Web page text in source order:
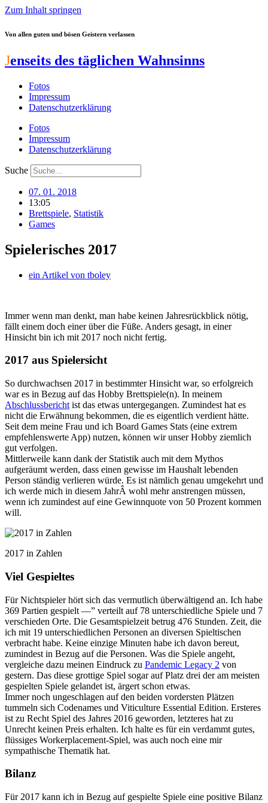
Zum Inhalt springen
Von allen guten und bösen Geistern verlassen
Jenseits des täglichen Wahnsinns
Fotos
Impressum
Datenschutzerklärung
Fotos
Impressum
Datenschutzerklärung
Suche
07. 01. 2018
13:05
Brettspiele, Statistik
Games
Spielerisches 2017
ein Artikel von tboley
Immer wenn man denkt, man habe keinen Jahresrückblick nötig,
fällt einem doch einer über die Füße. Anders gesagt, in einer
Hinsicht bin ich mit 2017 noch nicht fertig.
2017 aus Spielersicht
So durchwachsen 2017 in bestimmter Hinsicht war, so erfolgreich
war es in Bezug auf das Hobby Brettspiele(n). In meinem
Abschlussbericht ist das etwas untergegangen. Zumindest hat es
nicht die Erwähnung bekommen, die es eigentlich verdient hätte.
Seit dem meine Frau und ich Board Games Stats (eine extrem
empfehlenswerte App) nutzen, können wir unser Hobby ziemlich
gut verfolgen.
Mittlerweile kann dank der Statistik auch mit dem Mythos
aufgeräumt werden, dass einen gewisse im Haushalt lebenden
Person ständig verlieren würde. Es ist nämlich genau umgekehrt und
ich werde mich in diesem JahrÂ wohl mehr anstrengen müssen,
wenn ich zumindest auf eine Gewinnquote von 50 Prozent kommen
will.
2017 in Zahlen
Viel Gespieltes
Für Nichtspieler hört sich das vermutlich überwältigend an. Ich habe
369 Partien gespielt —” verteilt auf 78 unterschiedliche Spiele und 7
verschieden Orte. Die Gesamtspielzeit betrug 476 Stunden. Zeit, die
ich mit 19 unterschiedlichen Personen an diversen Spieltischen
verbracht habe. Keine einzige Minuten habe ich davon bereut,
zumindest in Bezug auf die Personen. Was die Spiele angeht,
vergleiche dazu meinen Eindruck zu Pandemic Legacy 2 von
gestern. Das diese grottige Spiel sogar auf Platz drei der am meisten
gespielten Spiele gelandet ist, ärgert schon etwas.
Immer noch ungeschlagen auf den beiden vordersten Plätzen
tummeln sich Codenames und Viticulture Essential Edition. Ersteres
ist zu Recht Spiel des Jahres 2016 geworden, letzteres hat zu
Unrecht keinen Preis erhalten. Ich halte es für ein verdammt gutes,
flüssiges Workerplacement-Spiel, was auch noch eine mir
sympathische Thematik hat.
Bilanz
Für 2017 kann ich in Bezug auf gespielte Spiele eine positive Bilanz